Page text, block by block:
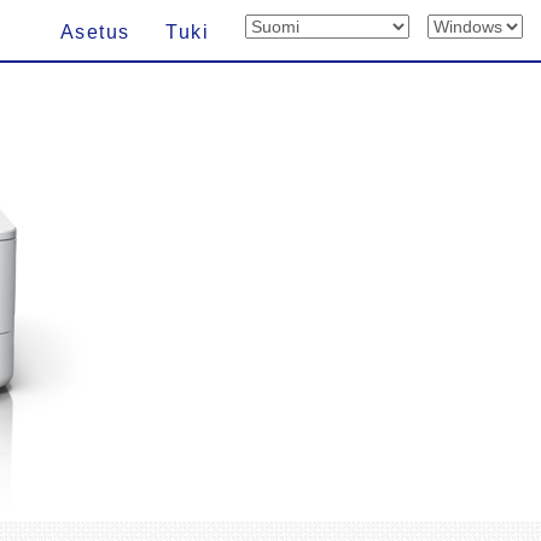
Asetus Tuki